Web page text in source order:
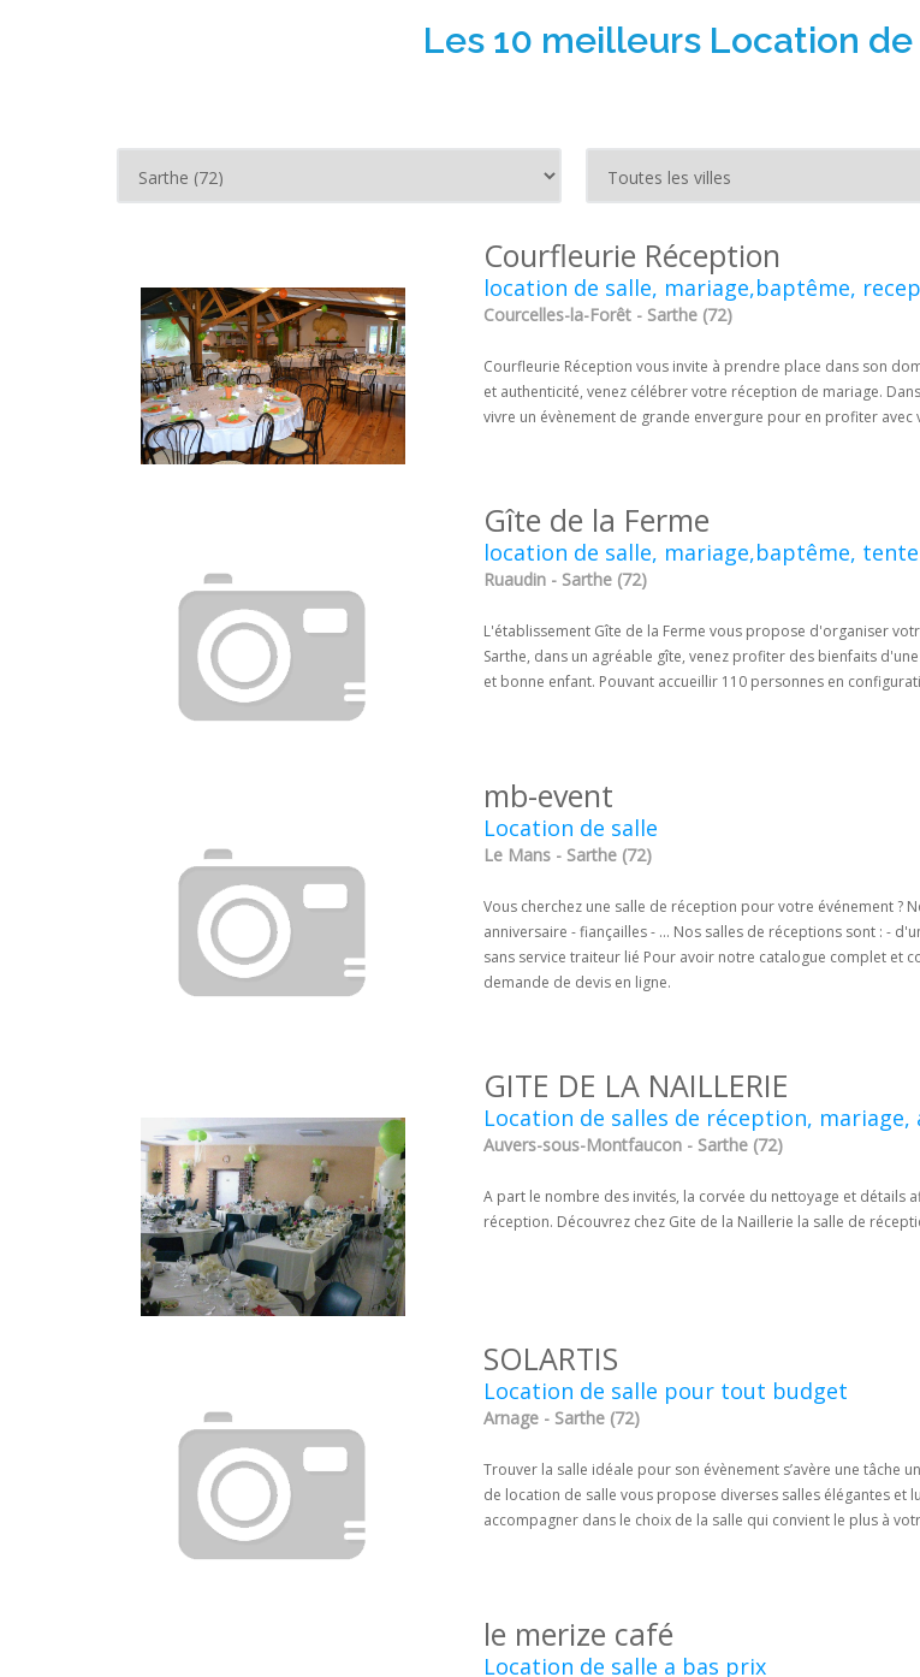
Les 10 meilleurs Location
Courfleurie Réception
location de salle, mariage,baptême,
Courcelles-la-Forêt - Sarthe (72)
Courfleurie Réception vous invite à prendre place dans son
et authenticité, venez célébrer votre réception de mariage.
vivre un évènement de grande envergure pour en profiter
Gîte de la Ferme
location de salle, mariage,baptême,
Ruaudin - Sarthe (72)
L'établissement Gîte de la Ferme vous propose d'organiser
Sarthe, dans un agréable gîte, venez profiter des bienfaits
et bonne enfant. Pouvant accueillir 110 personnes en
mb-event
Location de salle
Le Mans - Sarthe (72)
Vous cherchez une salle de réception pour votre événement ?
anniversaire - fiançailles - ... Nos salles de réceptions sont : -
sans service traiteur lié Pour avoir notre catalogue complet et
demande de devis en ligne.
GITE DE LA NAILLERIE
Location de salles de réception, mariage,
Auvers-sous-Montfaucon - Sarthe (72)
A part le nombre des invités, la corvée du nettoyage et
réception. Découvrez chez Gite de la Naillerie la salle de
SOLARTIS
Location de salle pour tout budget
Arnage - Sarthe (72)
Trouver la salle idéale pour son évènement s’avère une tâche
de location de salle vous propose diverses salles élégantes et
accompagner dans le choix de la salle qui convient le plus à
le merize café
Location de salle a bas prix